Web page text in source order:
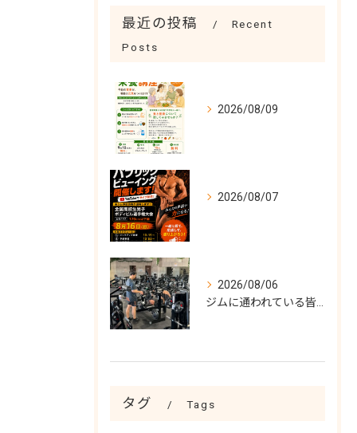
最近の投稿
Recent
Posts
2026/08/09
2026/08/07
2026/08/06
タグ Tags